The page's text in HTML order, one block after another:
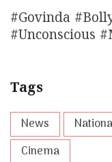
#Govinda
#Unconscious
Tags
News
Cinema